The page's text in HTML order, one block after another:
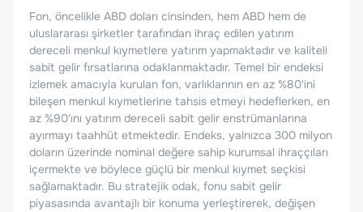
Fon, öncelikle ABD doları cinsinden, hem ABD hem de
uluslararası şirketler tarafından ihraç edilen yatırım
dereceli menkul kıymetlere yatırım yapmaktadır ve kaliteli
sabit gelir fırsatlarına odaklanmaktadır. Temel bir endeksi
izlemek amacıyla kurulan fon, varlıklarının en az %80'ini
bileşen menkul kıymetlerine tahsis etmeyi hedeflerken, en
az %90'ını yatırım dereceli sabit gelir enstrümanlarına
ayırmayı taahhüt etmektedir. Endeks, yalnızca 300 milyon
doların üzerinde nominal değere sahip kurumsal ihraççıları
içermekte ve böylece güçlü bir menkul kıymet seçkisi
sağlamaktadır. Bu stratejik odak, fonu sabit gelir
piyasasında avantajlı bir konuma yerleştirerek, değişen